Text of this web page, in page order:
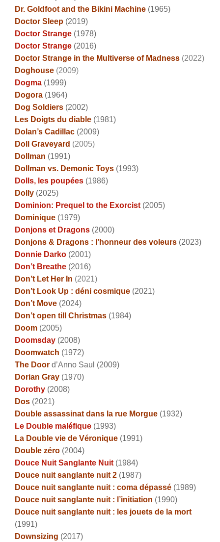
Dr. Goldfoot and the Bikini Machine (1965)
Doctor Sleep (2019)
Doctor Strange (1978)
Doctor Strange (2016)
Doctor Strange in the Multiverse of Madness (2022)
Doghouse (2009)
Dogma (1999)
Dogora (1964)
Dog Soldiers (2002)
Les Doigts du diable (1981)
Dolan’s Cadillac (2009)
Doll Graveyard (2005)
Dollman (1991)
Dollman vs. Demonic Toys (1993)
Dolls, les poupées (1986)
Dolly (2025)
Dominion: Prequel to the Exorcist (2005)
Dominique (1979)
Donjons et Dragons (2000)
Donjons & Dragons : l’honneur des voleurs (2023)
Donnie Darko (2001)
Don’t Breathe (2016)
Don’t Let Her In (2021)
Don’t Look Up : déni cosmique (2021)
Don’t Move (2024)
Don’t open till Christmas (1984)
Doom (2005)
Doomsday (2008)
Doomwatch (1972)
The Door d’Anno Saul (2009)
Dorian Gray (1970)
Dorothy (2008)
Dos (2021)
Double assassinat dans la rue Morgue (1932)
Le Double maléfique (1993)
La Double vie de Véronique (1991)
Double zéro (2004)
Douce Nuit Sanglante Nuit (1984)
Douce nuit sanglante nuit 2 (1987)
Douce nuit sanglante nuit : coma dépassé (1989)
Douce nuit sanglante nuit : l’initiation (1990)
Douce nuit sanglante nuit : les jouets de la mort
(1991)
Downsizing (2017)